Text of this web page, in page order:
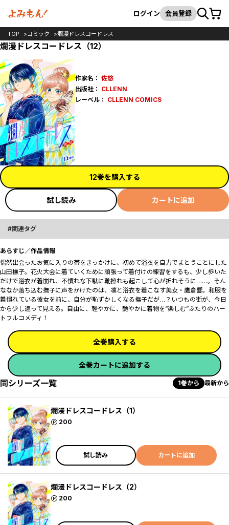
検索
ログイン 会員登録カート
TOP コミック 爛漫ドレスコードレス
爛漫ドレスコードレス（12）
作家名： 佐悠
出版社： CLLENN
レーベル： CLLENN COMICS
12巻を購入する
試し読み カートに追加
関連タグ
あらすじ／作品情報
偶然出会ったお気に入りの帯をきっかけに、初めて浴衣を自力でまとうことにした
山田撫子。花火大会に着ていくために頑張って着付けの練習をするも、少し歩いた
だけで浴衣が着崩れ、不慣れな下駄に靴擦れも起こして心が折れそうに……。そん
ななか落ち込む撫子に声をかけたのは、凛と浴衣を着こなす美女・鷹倉響。和服を
着慣れている彼女を前に、自分が恥ずかしくなる撫子だが…？いつもの街が、今日
から少し違って見える。自由に、軽やかに、艶やかに――着物を“楽しむ”ふたりのハー
トフルコメディ！
全巻購入する
全巻カートに追加する
同シリーズ一覧 1巻から 最新から
爛漫ドレスコードレス（1）
200
ポイント
試し読み カートに追加
爛漫ドレスコードレス（2）
200
ポイント